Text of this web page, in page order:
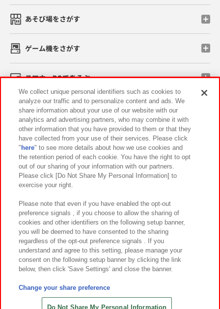
あそび場をさがす
ゲーム機をさがす
スマホ・PCであそぶ
イベント・キャンペーン
関連会社 サステナビリティ サイトポリシー
プライバシーポリシー ウェブアクセシビリティ方針と検証結果
お取引先さまとともに
カスタマーハラスメント対応方針 よくあるご質問・お問い合わせ
©Bandai Namco Amusement Inc.
©Bandai Namco Amusement Lab Inc.
©HANAYASHIKI Co., Ltd. All Rights Reserved.
We collect unique personal identifiers such as cookies to
analyze our traffic and to personalize content and ads. We
share information about your use of our website with our
analytics and advertising partners, who may combine it with
other information that you have provided to them or that they
have collected from your use of their services. Please click
" here" to see more details about how we use cookies and
the retention period of each cookie. You have the right to opt
out of our sharing of your information with our partners.
Please click [Do Not Share My Personal Information] to
exercise your right.
Please note that even if you have enabled the opt-out
preference signals , if you choose to allow the sharing of
cookies and other identifiers on the following setup banner,
you will be deemed to have consented to the sharing
regardless of the opt-out preference signals . If you
understand and agree to this setting, please manage your
consent on the following setup banner by clicking the link
below, then click 'Save Settings' and close the banner.
Change your share preference
Do Not Share My Personal Information